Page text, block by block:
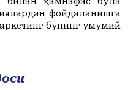
фойдаланишга
бунинг умумий